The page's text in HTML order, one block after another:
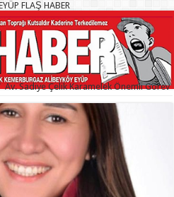
FLAŞ HABER
Av. Sadiye Çelik Karamelek Önemli Görev